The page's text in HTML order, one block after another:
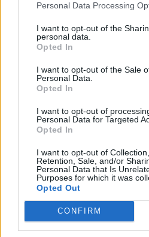
Personal Data Processing
I want to opt-out of the
personal data.
Opted In
I want to opt-out of the Sale
Personal Data.
Opted In
I want to opt-out of
Personal Data for Targeted
Opted In
I want to opt-out of
Retention, Sale, and/or
Personal Data that Is
Purposes for which it was
Opted Out
CONFIRM
27-03-2022 | Man | 59
tramadol (50mg)
Zenuwpijn
Hoeveelheid bijwerkingen
Pijn treedt meestal pas op in
veroorzaakt een soort
uur of twee. Daarom neem ik
geef mening
Tramadol